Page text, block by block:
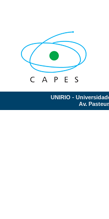
UNIRIO -
Av.